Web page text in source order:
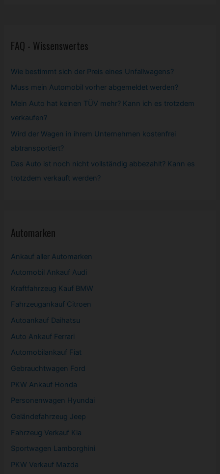
FAQ - Wissenswertes
Wie bestimmt sich der Preis eines Unfallwagens?
Muss mein Automobil vorher abgemeldet werden?
Mein Auto hat keinen TÜV mehr? Kann ich es trotzdem
verkaufen?
Wird der Wagen in ihrem Unternehmen kostenfrei
abtransportiert?
Das Auto ist noch nicht vollständig abbezahlt? Kann es
trotzdem verkauft werden?
Automarken
Ankauf aller Automarken
Automobil Ankauf Audi
Kraftfahrzeug Kauf BMW
Fahrzeugankauf Citroen
Autoankauf Daihatsu
Auto Ankauf Ferrari
Automobilankauf Fiat
Gebrauchtwagen Ford
PKW Ankauf Honda
Personenwagen Hyundai
Geländefahrzeug Jeep
Fahrzeug Verkauf Kia
Sportwagen Lamborghini
PKW Verkauf Mazda